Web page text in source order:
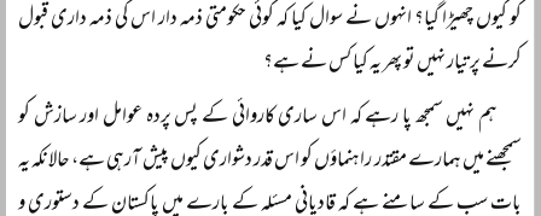
کو کیوں چھیڑا گیا؟ انہوں نے سوال کیا کہ کوئی حکومتی ذمہ دار اس کی ذمہ داری قبول
کرنے پر تیار نہیں تو پھر یہ کیا کس نے ہے؟
ہم نہیں سمجھ پا رہے کہ اس ساری کاروائی کے پس پردہ عوامل اور سازش کو
سمجھنے میں ہمارے مقتدر راہنماؤں کو اس قدر دشواری کیوں پیش آرہی ہے، حالانکہ یہ
بات سب کے سامنے ہے کہ قادیانی مسئلہ کے بارے میں پاکستان کے دستوری و